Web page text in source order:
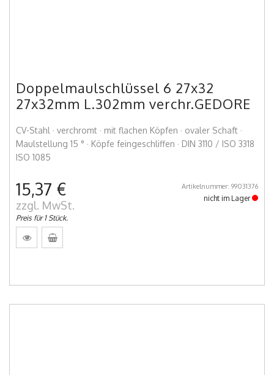
Doppelmaulschlüssel 6 27x32
27x32mm L.302mm verchr.GEDORE
CV-Stahl · verchromt · mit flachen Köpfen · ovaler Schaft ·
Maulstellung 15 ° · Köpfe feingeschliffen · DIN 3110 / ISO 3318
ISO 1085
15,37 €
zzgl. MwSt.
Preis für 1 Stück.
Artikelnummer: 99031376
nicht im Lager